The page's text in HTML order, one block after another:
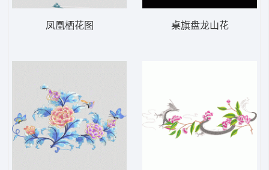
凤凰栖花图 桌旗盘龙山花